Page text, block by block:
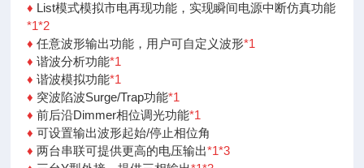
♦ List模式模拟市电再现功能，实现瞬间电源中断仿真功能
*1*2
♦任意波形输出功能，用户可自定义波形*1
♦谐波分析功能*1
♦谐波模拟功能*1
♦ 突波陷波Surge/Trap功能*1
♦前后沿Dimmer相位调光功能*1
♦可设置输出波形起始/停止相位角
♦两台串联可提供更高的电压输出*1*3